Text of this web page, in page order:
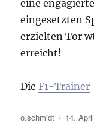
eine
eingesetzten
erzielten Tor
erreicht!
DieF1-Trainer
Autor
o.schmidt 14.